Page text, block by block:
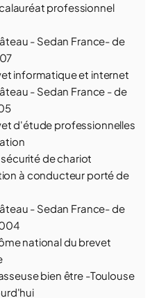
professionnel
- Sedan France- de
informatique et internet
- Sedan France - de
d'étude professionnelles
de chariot
à conducteur porté de
- Sedan France- de
national du brevet
bien être -Toulouse